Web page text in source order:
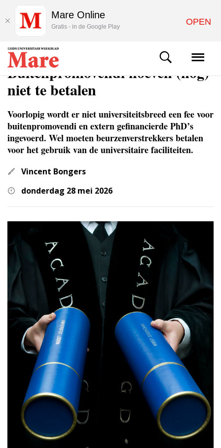
NIEUWS
Buitenpromo­vendi hoeven (nog)
niet te betalen
Voorlopig wordt er niet universiteitsbreed een fee voor
buitenpromovendi en extern gefinancierde PhD’s
ingevoerd. Wel moeten beurzenverstrekkers betalen
voor het gebruik van de universitaire faciliteiten.
Vincent Bongers
donderdag 28 mei 2026
Mare Online
Gratis - in de Google Play OPEN